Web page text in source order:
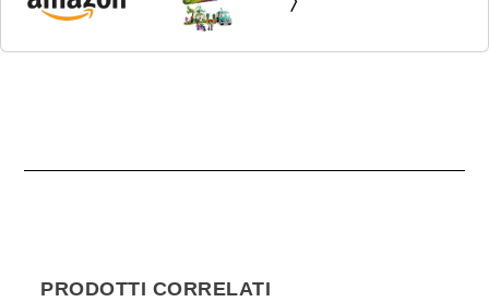
Bambina e Bambino dai 6 Anni, Idee Regalo
PRODOTTI CORRELATI